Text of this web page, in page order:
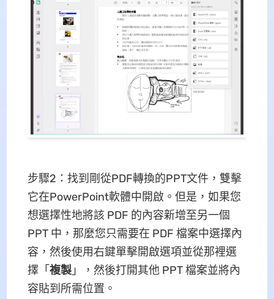
步驟2：找到剛從PDF轉換的PPT文件，雙擊
它在PowerPoint軟體中開啟。但是，如果您
想選擇性地將該 PDF 的內容新增至另一個
PPT 中，那麼您只需要在 PDF 檔案中選擇內
容，然後使用右鍵單擊開啟選項並從那裡選
擇「 複製」，然後打開其他 PPT 檔案並將內
容貼到所需位置。